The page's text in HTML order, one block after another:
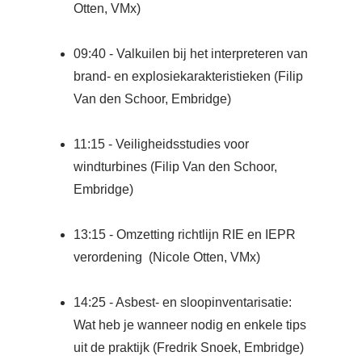
Otten, VMx)
09:40 - Valkuilen bij het interpreteren van
brand- en explosiekarakteristieken (Filip
Van den Schoor, Embridge)
11:15 - Veiligheidsstudies voor
windturbines (Filip Van den Schoor,
Embridge)
13:15 - Omzetting richtlijn RIE en IEPR
verordening (Nicole Otten, VMx)
14:25 - Asbest- en sloopinventarisatie:
Wat heb je wanneer nodig en enkele tips
uit de praktijk (Fredrik Snoek, Embridge)